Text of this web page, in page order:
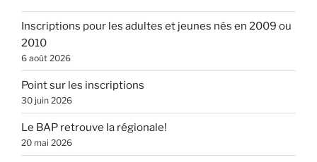
Inscriptions pour les adultes et jeunes nés en 2009 ou
2010
6 août 2026
Point sur les inscriptions
30 juin 2026
Le BAP retrouve la régionale!
20 mai 2026